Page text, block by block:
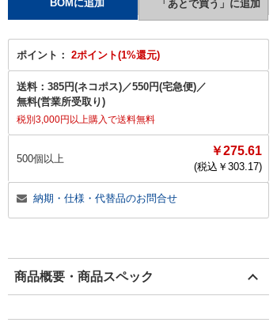
ポイント： 2ポイント(1%還元)
送料： 385円(ネコポス)／550円(宅急便)／
無料(営業所受取り)
税別3,000円以上購入で送料無料
500個以上
￥275.61
(税込￥ 303.17)
納期・仕様・代替品のお問合せ
商品概要・商品スペック